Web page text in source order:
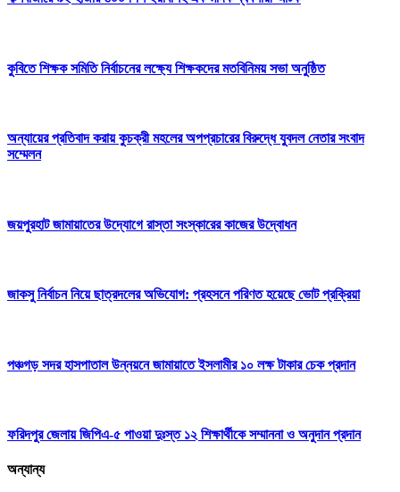
‎কুবিতে শিক্ষক সমিতি নির্বাচনের লক্ষ্যে শিক্ষকদের মতবিনিময় সভা অনুষ্ঠিত
অন্যায়ের প্রতিবাদ করায় কুচক্রী মহলের অপপ্রচারের বিরুদ্ধে যুবদল নেতার সংবাদ
সম্মেলন
জয়পুরহাট জামায়াতের উদ্যোগে রাস্তা সংস্কারের কাজের উদ্বোধন
জাকসু নির্বাচন নিয়ে ছাত্রদলের অভিযোগ: প্রহসনে পরিণত হয়েছে ভোট প্রক্রিয়া
পঞ্চগড় সদর হাসপাতাল উন্নয়নে জামায়াতে ইসলামীর ১০ লক্ষ টাকার চেক প্রদান
ফরিদপুর জেলায় জিপিএ-৫ পাওয়া দুঃস্ত ১২ শিক্ষার্থীকে সম্মাননা ও অনুদান প্রদান
অন্যান্য